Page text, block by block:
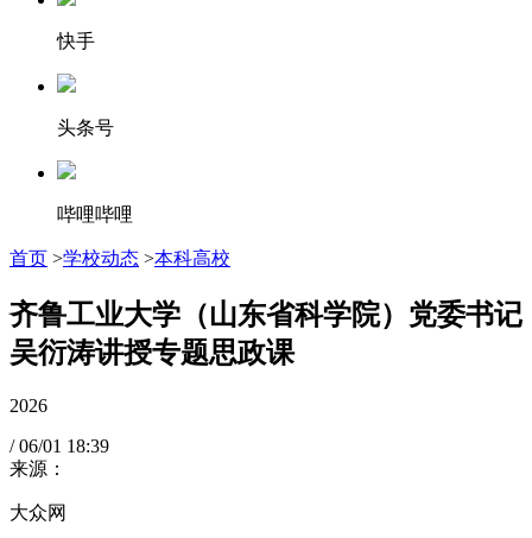
快手
头条号
哔哩哔哩
首页 >学校动态 >本科高校
齐鲁工业大学（山东省科学院）党委书记
吴衍涛讲授专题思政课
2026
/ 06/01 18:39
来源：
大众网